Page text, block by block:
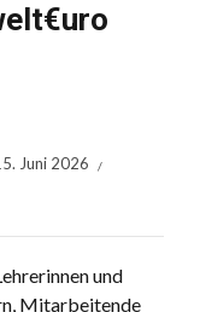
Juni 2026
und
Mitarbeitende